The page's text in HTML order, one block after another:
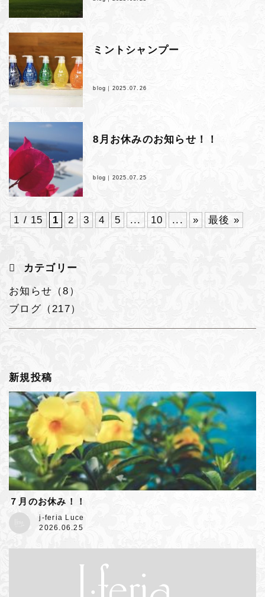
カテゴリー
お知らせ（8）
ブログ（217）
ミントシャンプー
blog｜ 2025.07.26
8月お休みのお知らせ！！
blog｜ 2025.07.25
1 / 15 1 2 3 4 5 ... 10 ... » 最後 »
新規投稿
７月のお休み！！
j-feria Luce
2026.06.25